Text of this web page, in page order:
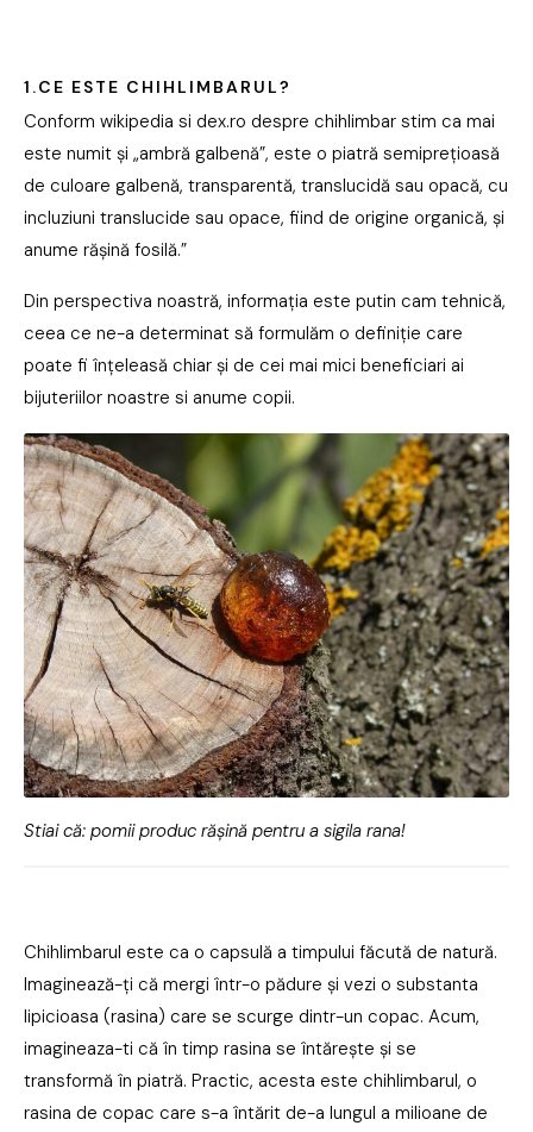
1.CE ESTE CHIHLIMBARUL?
Conform wikipedia si dex.ro despre chihlimbar stim ca mai
este numit și „ambră galbenă”, este o piatră semiprețioasă
de culoare galbenă, transparentă, translucidă sau opacă, cu
incluziuni translucide sau opace, fiind de origine organică, și
anume rășină fosilă.”
Din perspectiva noastră, informația este putin cam tehnică,
ceea ce ne-a determinat să formulăm o definiție care
poate fi înțeleasă chiar și de cei mai mici beneficiari ai
bijuteriilor noastre si anume copii.
Stiai că: pomii produc rășină pentru a sigila rana!
Chihlimbarul este ca o capsulă a timpului făcută de natură.
Imaginează-ți că mergi într-o pădure și vezi o substanta
lipicioasa (rasina) care se scurge dintr-un copac. Acum,
imagineaza-ti că în timp rasina se întărește și se
transformă în piatră. Practic, acesta este chihlimbarul, o
rasina de copac care s-a întărit de-a lungul a milioane de